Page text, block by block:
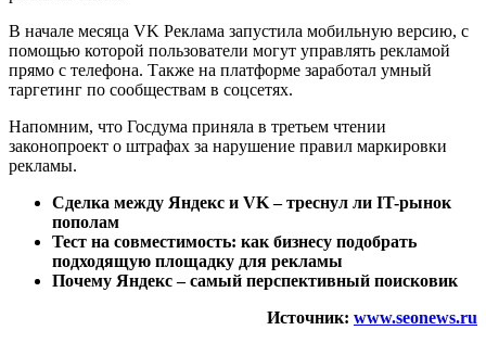
В начале месяца VK Реклама запустила мобильную версию, с
помощью которой пользователи могут управлять рекламой
прямо с телефона. Также на платформе заработал умный
таргетинг по сообществам в соцсетях.
Напомним, что Госдума приняла в третьем чтении
законопроект о штрафах за нарушение правил маркировки
рекламы.
Сделка между Яндекс и VK – треснул ли IT-рынок
пополам
Тест на совместимость: как бизнесу подобрать
подходящую площадку для рекламы
Почему Яндекс – самый перспективный поисковик
Источник: www.seonews.ru